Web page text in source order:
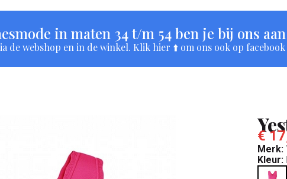
in maten 34 t/m 54 ben je bij ons
de webshop en in de winkel. Klik hier ⬆️ om ons ook op
€
Merk:
Kleur: